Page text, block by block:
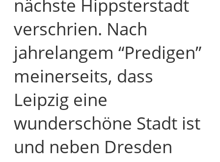
nächste Hippsterstadt
verschrien. Nach
jahrelangem “Predigen”
meinerseits, dass
Leipzig eine
wunderschöne Stadt ist
und neben Dresden